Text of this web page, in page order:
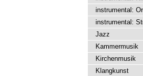
instrumental:
instrumental:
Jazz
Kammermusik
Kirchenmusik
Klangkunst